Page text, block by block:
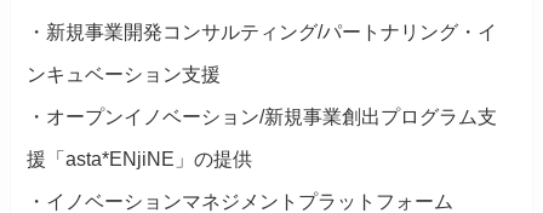
・新規事業開発コンサルティング/パートナリング・イ
ンキュベーション支援
・オープンイノベーション/新規事業創出プログラム支
援「asta*ENjiNE」の提供
・イノベーションマネジメントプラットフォーム